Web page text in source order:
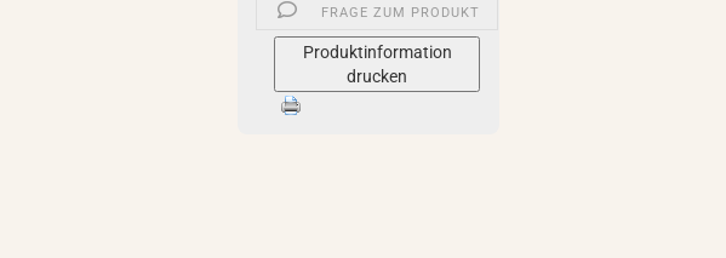
FRAGE ZUM PRODUKT
Produktinformation
drucken